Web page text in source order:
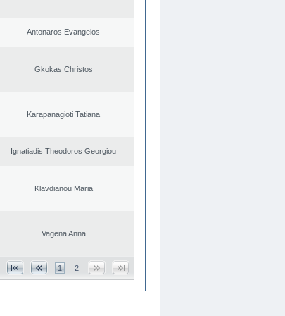
Antonaros Evangelos
Gkokas Christos
Karapanagioti Tatiana
Ignatiadis Theodoros Georgiou
Klavdianou Maria
Vagena Anna
1 2